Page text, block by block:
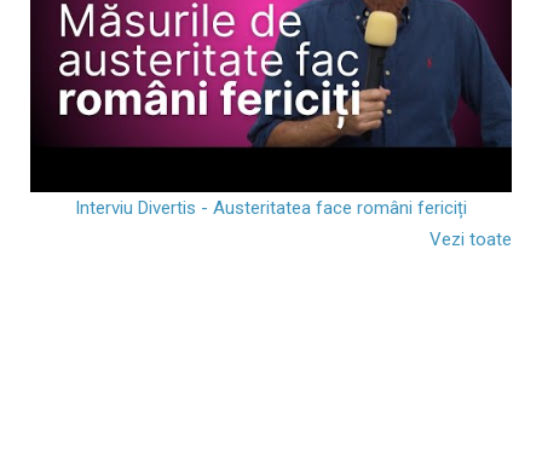
Interviu Divertis - Austeritatea face români fericiți
Vezi toate